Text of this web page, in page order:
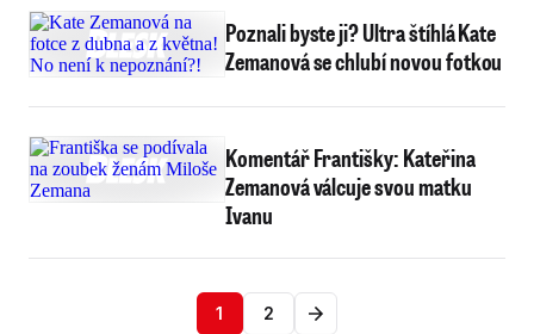
Poznali byste ji? Ultra štíhlá Kate
Zemanová se chlubí novou fotkou
Komentář Františky: Kateřina
Zemanová válcuje svou matku
Ivanu
1 2